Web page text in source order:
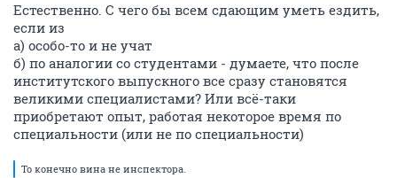
Естественно. С чего бы всем сдающим уметь ездить,
если из
а) особо-то и не учат
б) по аналогии со студентами - думаете, что после
институтского выпускного все сразу становятся
великими специалистами? Или всё-таки
приобретают опыт, работая некоторое время по
специальности (или не по специальности)
То конечно вина не инспектора.